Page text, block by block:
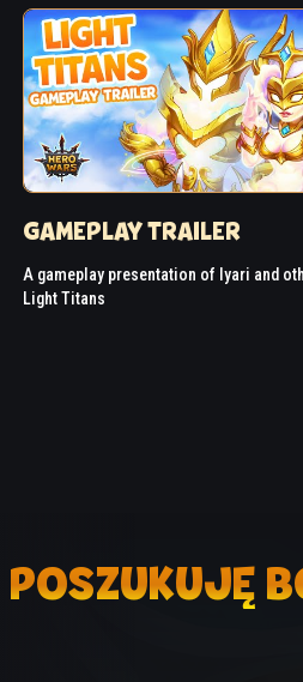
GAMEPLAY TRAILER
A gameplay presentation of Iyari and
Light Titans
POSZUKUJĘ